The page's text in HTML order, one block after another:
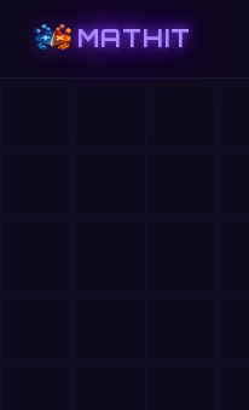
MATHIT